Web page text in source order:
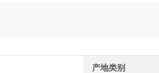
产地类别